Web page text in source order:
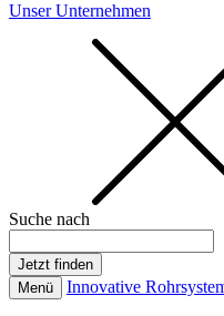
Unser Unternehmen
Suche nach
Menü Innovative